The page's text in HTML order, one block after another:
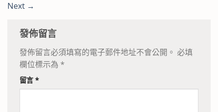
Next →
發佈留言
發佈留言必須填寫的電子郵件地址不會公開。 必填
欄位標示為 *
留言*